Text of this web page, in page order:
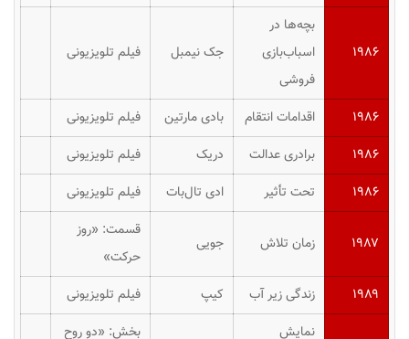
۱۹۸۶
بچه‌ها در
اسباب‌بازی
فروشی
جک نیمبل فیلم تلویزیونی
۱۹۸۶ اقدامات انتقام بادی مارتین
فیلم تلویزیونی
۱۹۸۶
برادری عدالت دریک
فیلم تلویزیونی
۱۹۸۶
تحت تأثیر ادی تال‌بات فیلم تلویزیونی
۱۹۸۷ زمان تلاش جویی
قسمت: «روز
حرکت»
۱۹۸۹
زندگی زیر آب کیپ فیلم تلویزیونی
نمایش
بخش: «دو روح